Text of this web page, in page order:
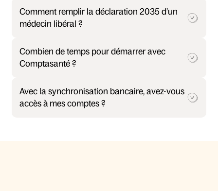
Comment remplir la déclaration 2035 d’un
médecin libéral ?
Combien de temps pour démarrer avec
Comptasanté ?
Avec la synchronisation bancaire, avez-vous
accès à mes comptes ?